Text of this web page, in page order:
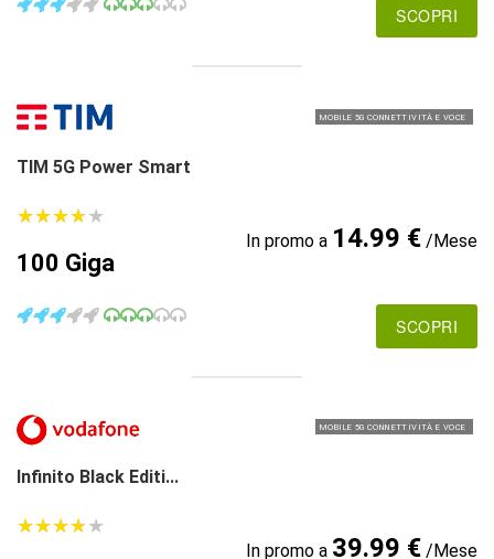
SCOPRI
MOBILE 5G CONNETTIVITÀ E VOCE
TIM 5G Power Smart
★★★★★
★★★★★
100 Giga
In promo a 14.99 €/Mese
SCOPRI
MOBILE 5G CONNETTIVITÀ E VOCE
Infinito Black Editi...
★★★★★
★★★★★
In promo a 39.99 €/Mese